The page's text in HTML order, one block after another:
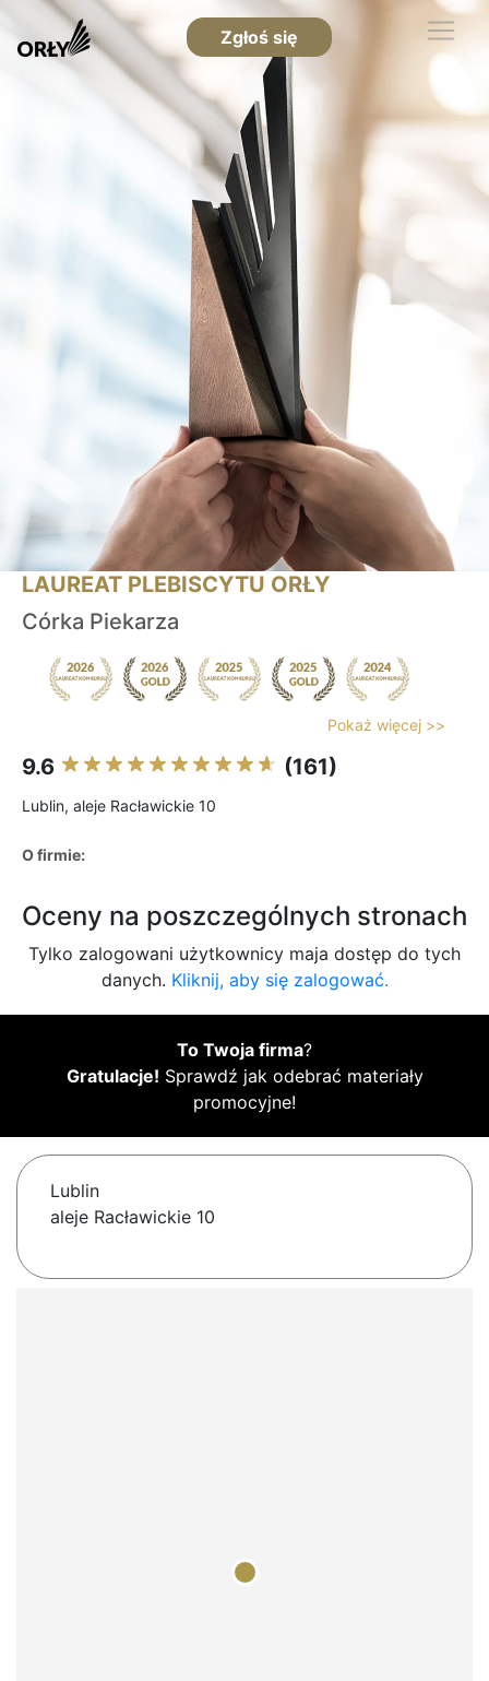
Zgłoś się
LAUREAT PLEBISCYTU ORŁY
Córka Piekarza
Pokaż więcej >>
9.6 (161)
Lublin, aleje Racławickie 10
O firmie:
Oceny na poszczególnych stronach
Tylko zalogowani użytkownicy maja dostęp do tych
danych. Kliknij, aby się zalogować.
To Twoja firma?
Gratulacje! Sprawdź jak odebrać materiały
promocyjne!
Lublin
aleje Racławickie 10